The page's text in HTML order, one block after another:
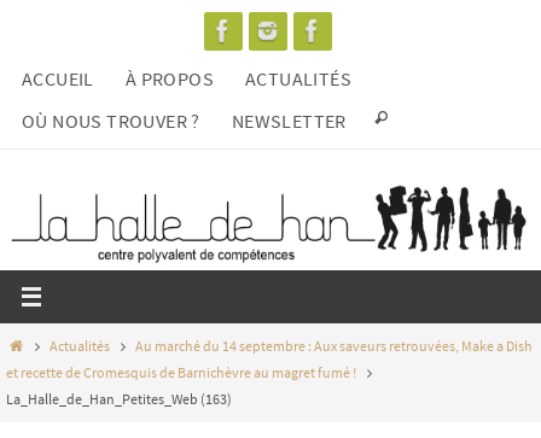
contenu
ACCUEIL À PROPOS
ACTUALITÉS
OÙ NOUS TROUVER ?
NEWSLETTER
HomeActualités
Au marché du 14 septembre : Aux saveurs retrouvées, Make a Dish
et recette de Cromesquis de Barnichèvre au magret fumé !
La_Halle_de_Han_Petites_Web (163)